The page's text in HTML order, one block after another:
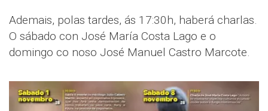
Ademais, polas tardes, ás 17:30h, haberá charlas.
O sábado con José María Costa Lago e o
domingo co noso José Manuel Castro Marcote.